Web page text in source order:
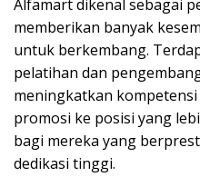
Alfamart dikenal sebagai
memberikan banyak
untuk berkembang.
pelatihan dan
meningkatkan
promosi ke posisi yang
bagi mereka yang
dedikasi tinggi.